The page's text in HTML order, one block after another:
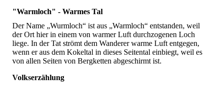
"Warmloch" - Warmes Tal
Der Name „Wurmloch“ ist aus „Warmloch“ entstanden, weil
der Ort hier in einem von warmer Luft durchzogenen Loch
liege. In der Tat strömt dem Wanderer warme Luft entgegen,
wenn er aus dem Kokeltal in dieses Seitental einbiegt, weil es
von allen Seiten von Bergketten abgeschirmt ist.
Volkserzählung